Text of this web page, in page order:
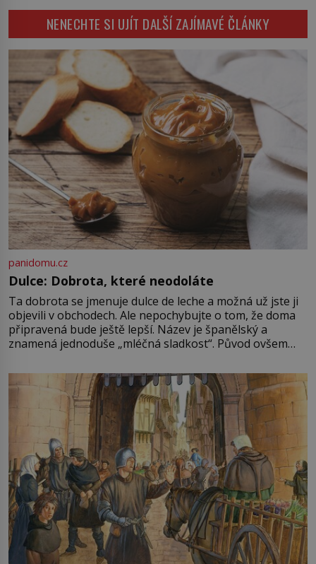
začne okamžitě produkovat vlastní
děsivé iluze. Představte si místnost,
kde zmizí veškerý šum světa. Žádné
auta, žádný šepot, nic. Místo
vytoužené oázy klidu však
okamžitě nastoupí hluboké
znepokojení. Lidská mysl je totiž
evolučně nastavena na neustálý
[…]
NENECHTE SI UJÍT DALŠÍ ZAJÍMAVÉ ČLÁNKY
panidomu.cz
Dulce: Dobrota, které neodoláte
Ta dobrota se jmenuje dulce de leche a možná už jste ji
objevili v obchodech. Ale nepochybujte o tom, že doma
připravená bude ještě lepší. Název je španělský a
znamená jednoduše „mléčná sladkost“. Původ ovšem
pře hned několik latinskoamerických zemí a k tomu
Francie, kde se traduje,